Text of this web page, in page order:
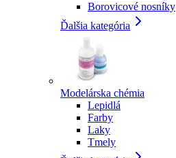
Borovicové nosníky
Ďalšia kategória
Modelárska chémia
Lepidlá
Farby
Laky
Tmely